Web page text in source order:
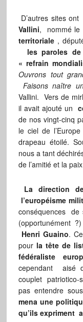
D’autres sites
Vallini, nommé
territoriale,
les paroles de
« refrain
Ouvrons tout
Faisons naître
Vallini. Vers de
il avait ajouté un
de nos vingt-cinq
le ciel de
drapeau étoilé.
nous a tant
de l’amitié et la
La direction
l’européisme
conséquences de
(opportunément
Henri Guaino.
pour la tête de
fédéraliste
cependant aisé
couplet patriotico-
pas entendre
mena une
qu’ils expriment